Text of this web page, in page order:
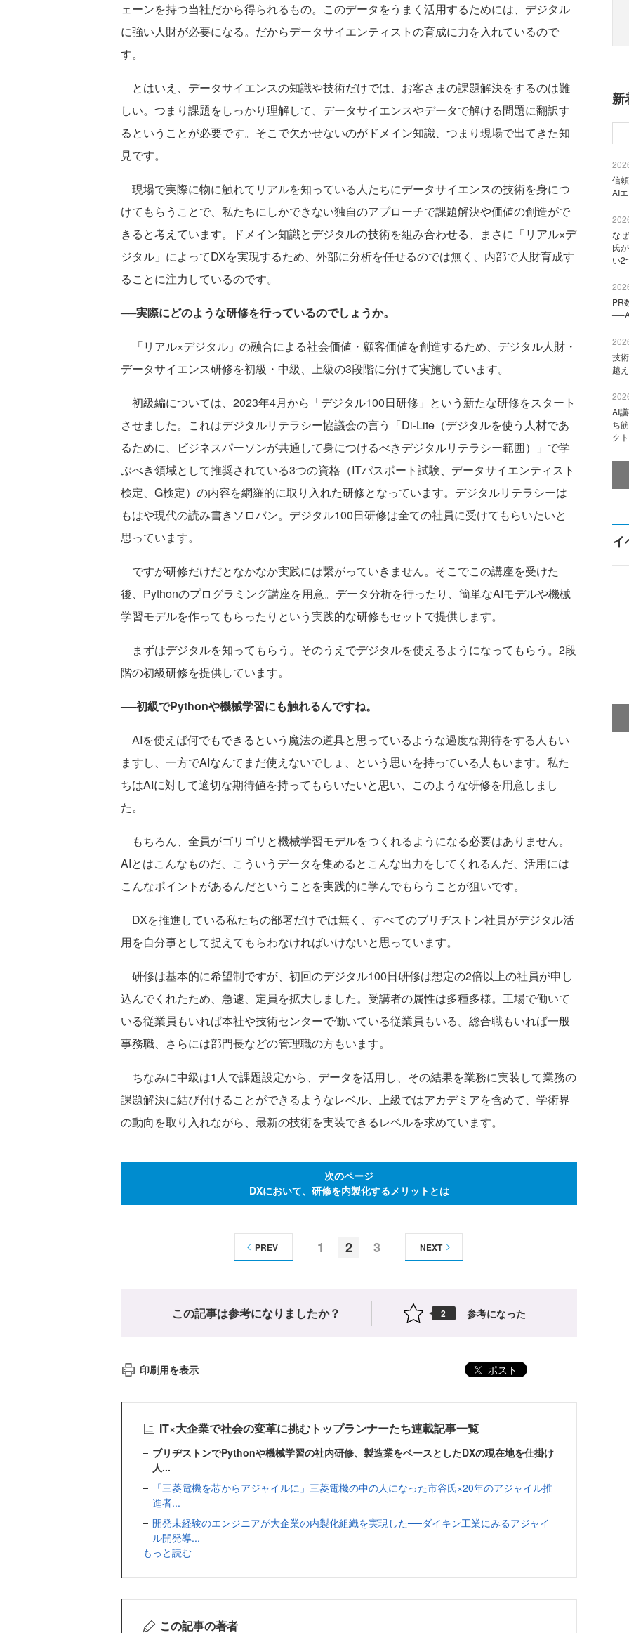
ェーンを持つ当社だから得られるもの。このデータをうまく活用するためには、デジタル
に強い人財が必要になる。だからデータサイエンティストの育成に力を入れているので
す。
とはいえ、データサイエンスの知識や技術だけでは、お客さまの課題解決をするのは難
しい。つまり課題をしっかり理解して、データサイエンスやデータで解ける問題に翻訳す
るということが必要です。そこで欠かせないのがドメイン知識、つまり現場で出てきた知
見です。
現場で実際に物に触れてリアルを知っている人たちにデータサイエンスの技術を身につ
けてもらうことで、私たちにしかできない独自のアプローチで課題解決や価値の創造がで
きると考えています。ドメイン知識とデジタルの技術を組み合わせる、まさに「リアル×デ
ジタル」によってDXを実現するため、外部に分析を任せるのでは無く、内部で人財育成す
ることに注力しているのです。
──実際にどのような研修を行っているのでしょうか。
「リアル×デジタル」の融合による社会価値・顧客価値を創造するため、デジタル人財・
データサイエンス研修を初級・中級、上級の3段階に分けて実施しています。
初級編については、2023年4月から「デジタル100日研修」という新たな研修をスタート
させました。これはデジタルリテラシー協議会の言う「Di-Lite（デジタルを使う人材であ
るために、ビジネスパーソンが共通して身につけるべきデジタルリテラシー範囲）」で学
ぶべき領域として推奨されている3つの資格（ITパスポート試験、データサイエンティスト
検定、G検定）の内容を網羅的に取り入れた研修となっています。デジタルリテラシーは
もはや現代の読み書きソロバン。デジタル100日研修は全ての社員に受けてもらいたいと
思っています。
ですが研修だけだとなかなか実践には繋がっていきません。そこでこの講座を受けた
後、Pythonのプログラミング講座を用意。データ分析を行ったり、簡単なAIモデルや機械
学習モデルを作ってもらったりという実践的な研修もセットで提供します。
まずはデジタルを知ってもらう。そのうえでデジタルを使えるようになってもらう。2段
階の初級研修を提供しています。
──初級でPythonや機械学習にも触れるんですね。
AIを使えば何でもできるという魔法の道具と思っているような過度な期待をする人もい
ますし、一方でAIなんてまだ使えないでしょ、という思いを持っている人もいます。私た
ちはAIに対して適切な期待値を持ってもらいたいと思い、このような研修を用意しまし
た。
もちろん、全員がゴリゴリと機械学習モデルをつくれるようになる必要はありません。
AIとはこんなものだ、こういうデータを集めるとこんな出力をしてくれるんだ、活用には
こんなポイントがあるんだということを実践的に学んでもらうことが狙いです。
DXを推進している私たちの部署だけでは無く、すべてのブリヂストン社員がデジタル活
用を自分事として捉えてもらわなければいけないと思っています。
研修は基本的に希望制ですが、初回のデジタル100日研修は想定の2倍以上の社員が申し
込んでくれたため、急遽、定員を拡大しました。受講者の属性は多種多様。工場で働いて
いる従業員もいれば本社や技術センターで働いている従業員もいる。総合職もいれば一般
事務職、さらには部門長などの管理職の方もいます。
ちなみに中級は1人で課題設定から、データを活用し、その結果を業務に実装して業務の
課題解決に結び付けることができるようなレベル、上級ではアカデミアを含めて、学術界
の動向を取り入れながら、最新の技術を実装できるレベルを求めています。
次のページ
DXにおいて、研修を内製化するメリットとは
1 2 3
PREV NEXT
この記事は参考になりましたか？ 2 参考になった
印刷用を表示 ポスト
IT×大企業で社会の変革に挑むトップランナーたち連載記事一覧
ブリヂストンでPythonや機械学習の社内研修、製造業をベースとしたDXの現在地を仕掛け
人...
「三菱電機を芯からアジャイルに」三菱電機の中の人になった市谷氏×20年のアジャイル推
進者...
開発未経験のエンジニアが大企業の内製化組織を実現した──ダイキン工業にみるアジャイ
ル開発導...
もっと読む
この記事の著者
新
信
AI
な
氏
い2
PR
技
越
AI
ち
ク
イ